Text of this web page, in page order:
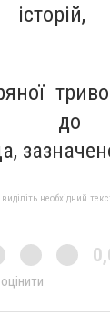
до
необхідний